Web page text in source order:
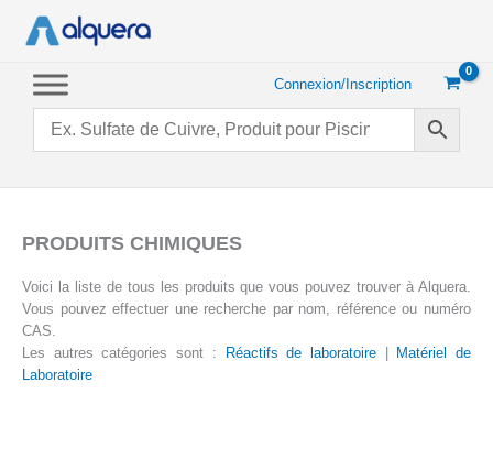
Connexion/Inscription
PRODUITS CHIMIQUES
Voici la liste de tous les produits que vous pouvez trouver à Alquera.
Vous pouvez effectuer une recherche par nom, référence ou numéro
CAS.
Les autres catégories sont :
Réactifs de laboratoire|
Matériel de
Laboratoire